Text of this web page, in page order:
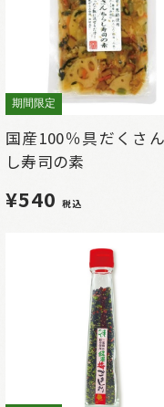
期間限定
国産100％具だくさ
し寿司の素
¥540税込